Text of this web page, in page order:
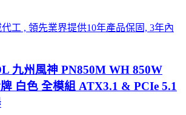
工 , 領先業界提供10年產品保固, 3年內
九州風神 PN850M WH 850W
白色 全模組 ATX3.1 & PCIe 5.1